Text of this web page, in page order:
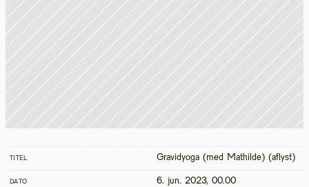
TITEL Gravidyoga (med Mathilde) (aflyst)
DATO 6. jun. 2023, 00.00